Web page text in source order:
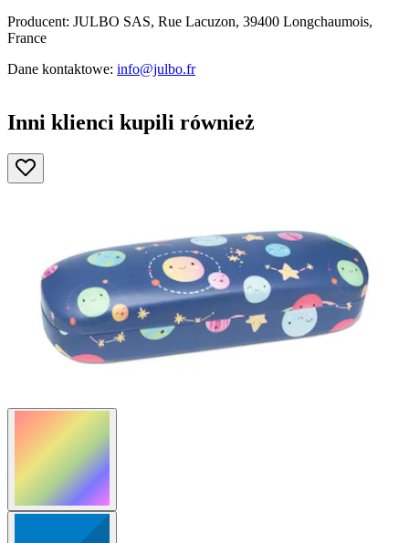
Producent: JULBO SAS, Rue Lacuzon, 39400 Longchaumois,
France
Dane kontaktowe: info@julbo.fr
Inni klienci kupili również